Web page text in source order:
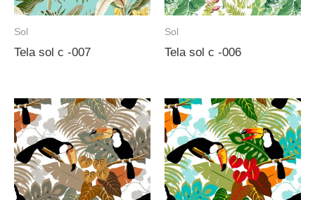
Sol
Tela sol c -007
Sol
Tela sol c -006